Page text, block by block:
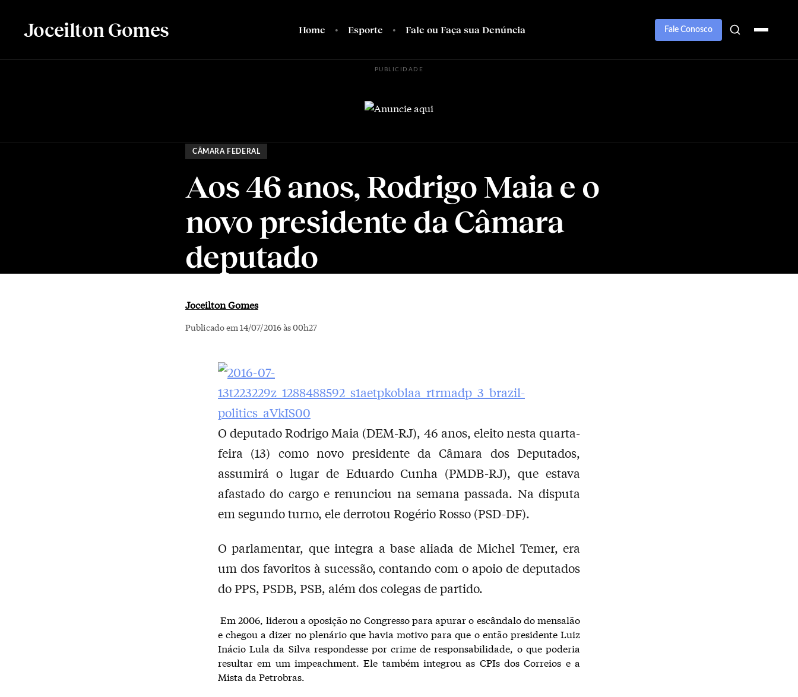
Joceilton Gomes Home Esporte Fale ou Faça sua Denúncia Fale Conosco
PUBLICIDADE
CÂMARA FEDERAL
Aos 46 anos, Rodrigo Maia e o
novo presidente da Câmara
deputado
Joceilton Gomes
Publicado em 14/07/2016 às 00h27
O deputado Rodrigo Maia (DEM-RJ), 46 anos, eleito nesta quarta-
feira (13) como novo presidente da Câmara dos Deputados,
assumirá o lugar de Eduardo Cunha (PMDB-RJ), que estava
afastado do cargo e renunciou na semana passada. Na disputa
em segundo turno, ele derrotou Rogério Rosso (PSD-DF).
O parlamentar, que integra a base aliada de Michel Temer, era
um dos favoritos à sucessão, contando com o apoio de deputados
do PPS, PSDB, PSB, além dos colegas de partido.
Em 2006, liderou a oposição no Congresso para apurar o escândalo do mensalão
e chegou a dizer no plenário que havia motivo para que o então presidente Luiz
Inácio Lula da Silva respondesse por crime de responsabilidade, o que poderia
resultar em um impeachment. Ele também integrou as CPIs dos Correios e a
Mista da Petrobras.